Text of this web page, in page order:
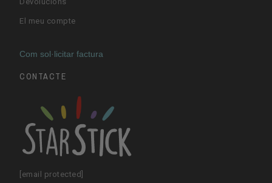
El meu compte
Com sol·licitar factura
CONTACTE
[email protected]